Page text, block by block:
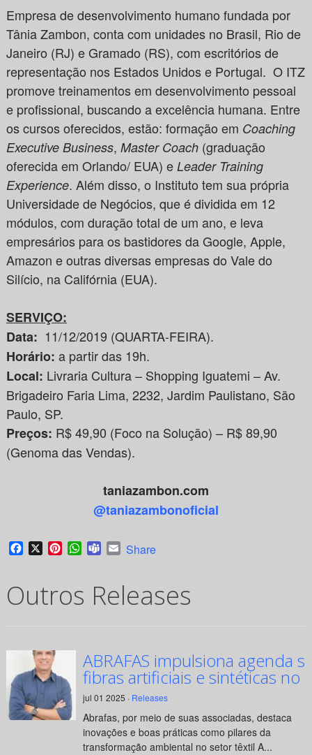
Empresa de desenvolvimento humano fundada por
Tânia Zambon, conta com unidades no Brasil, Rio de
Janeiro (RJ) e Gramado (RS), com escritórios de
representação nos Estados Unidos e Portugal. O ITZ
promove treinamentos em desenvolvimento pessoal
e profissional, buscando a excelência humana. Entre
os cursos oferecidos, estão: formação em Coaching
Executive Business, Master Coach(graduação
oferecida em Orlando/ EUA) e Leader Training
Experience. Além disso, o Instituto tem sua própria
Universidade de Negócios, que é dividida em 12
módulos, com duração total de um ano, e leva
empresários para os bastidores da Google, Apple,
Amazon e outras diversas empresas do Vale do
Silício, na Califórnia (EUA).
SERVIÇO:
Data: 11/12/2019 (QUARTA-FEIRA).
Horário: a partir das 19h.
Local: Livraria Cultura – Shopping Iguatemi – Av.
Brigadeiro Faria Lima, 2232, Jardim Paulistano, São
Paulo, SP.
Preços: R$ 49,90 (Foco na Solução) – R$ 89,90
(Genoma das Vendas).
taniazambon.com
@taniazambonoficial
Facebook
X PinterestWhatsApp
TeamsEmail
Share
Outros Releases
ABRAFAS impulsiona agenda
fibras artificiais e sintéticas no
jul 01 2025 · Releases
Abrafas, por meio de suas associadas, destaca
inovações e boas práticas como pilares da
transformação ambiental no setor têxtil A...